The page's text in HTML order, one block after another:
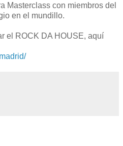
Masterclass con miembros del
en el mundillo.
el ROCK DA HOUSE, aquí